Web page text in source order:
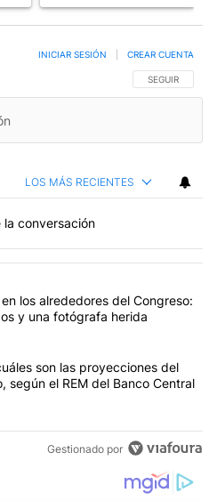
SIGA ESTA
SEGUIR
INICIAR SESIÓN CREAR CUENTA
LOS MÁS RECIENTES
la conversación
con más comentarios en los
título "La violencia sigue en los
los alrededores del Congreso:
y una fotógrafa herida
título "Inflación y dólar: cuáles
son las proyecciones del
según el REM del Banco Central
Gestionado por